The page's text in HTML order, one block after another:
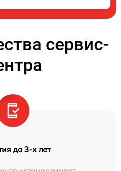
сервис-
до 3-х лет